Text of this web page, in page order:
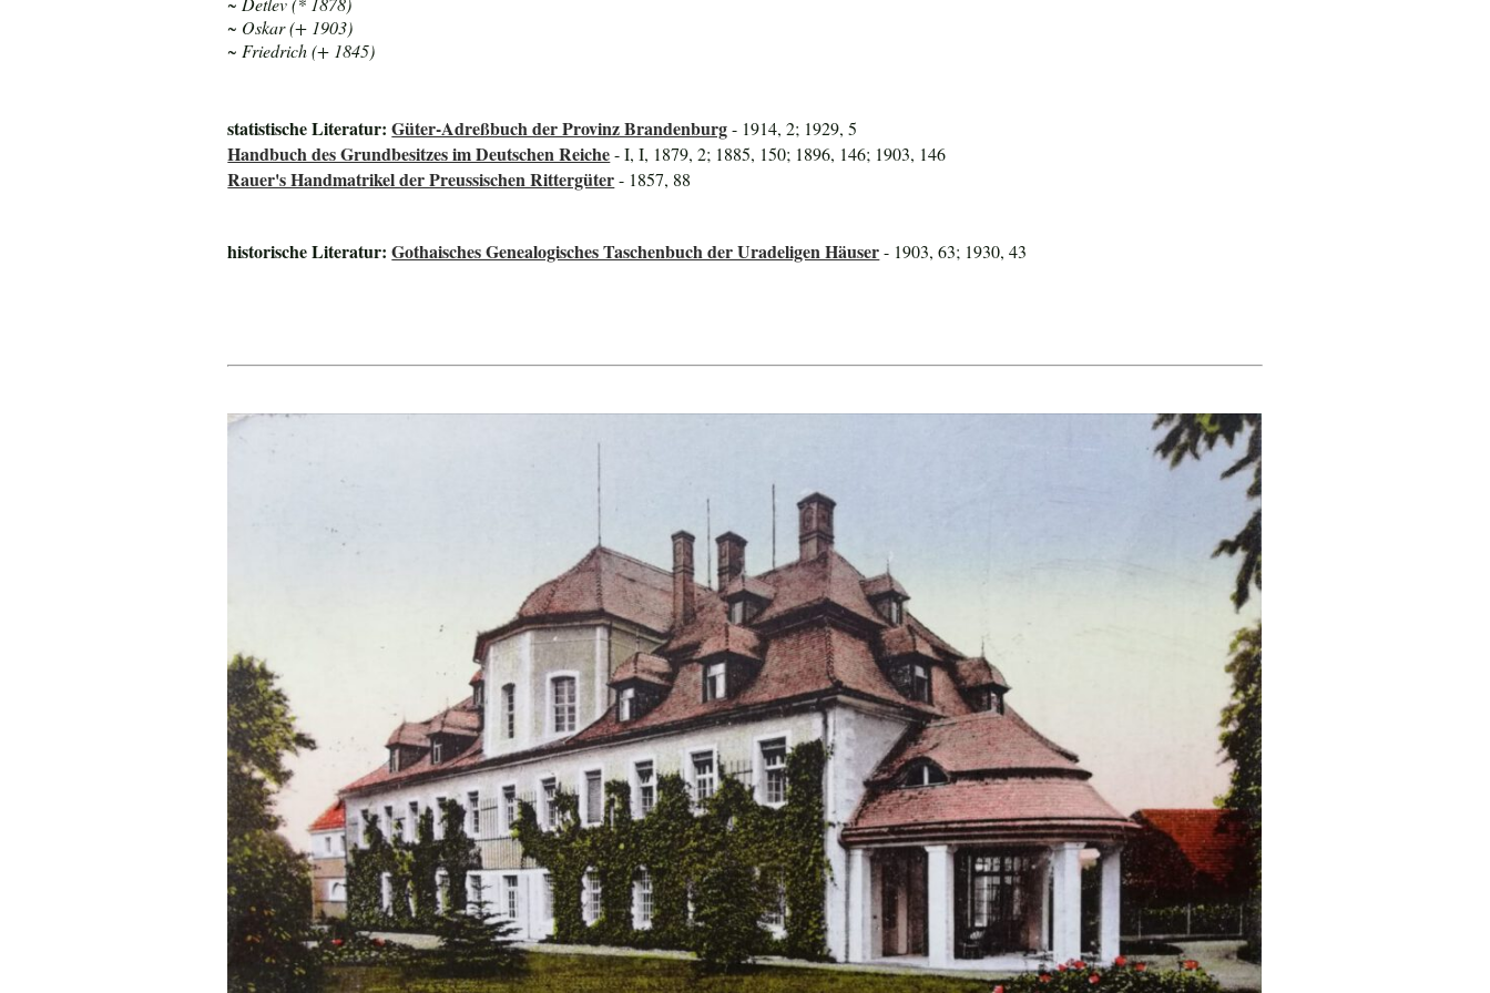
~ Oskar (+ 1903)
~ Friedrich (+ 1845)
statistische Literatur:Güter-Adreßbuch der Provinz Brandenburg- 1914, 2; 1929, 5
Handbuch des Grundbesitzes im Deutschen Reiche- I, I, 1879, 2; 1885, 150; 1896, 146; 1903, 146
Rauer's Handmatrikel der Preussischen Rittergüter- 1857, 88
historische Literatur:Gothaisches Genealogisches Taschenbuch der Uradeligen Häuser- 1903, 63; 1930, 43